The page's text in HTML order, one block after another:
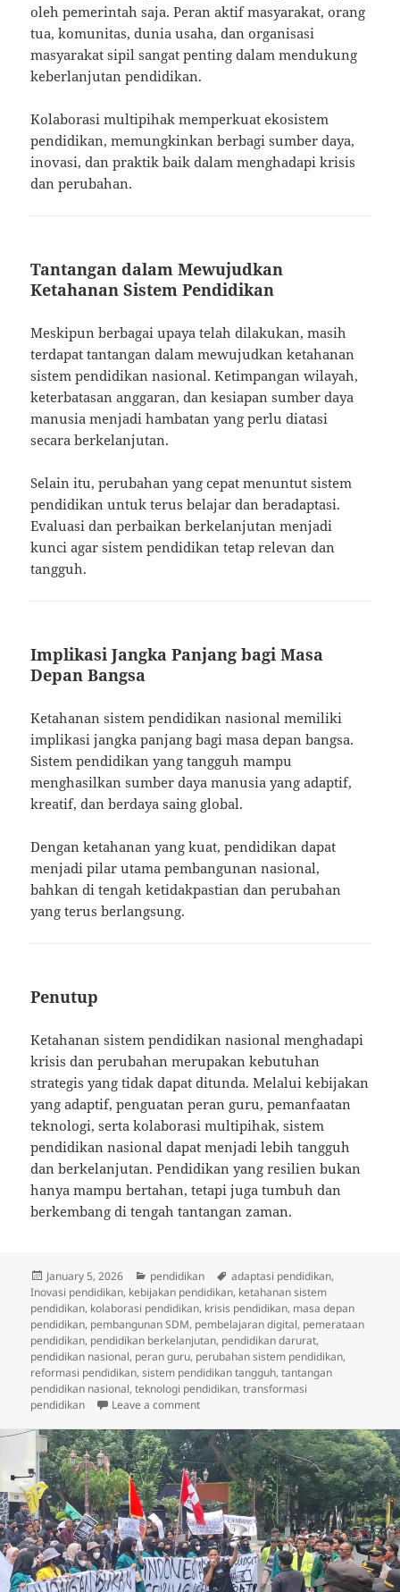
oleh pemerintah saja. Peran aktif masyarakat, orang
tua, komunitas, dunia usaha, dan organisasi
masyarakat sipil sangat penting dalam mendukung
keberlanjutan pendidikan.
Kolaborasi multipihak memperkuat ekosistem
pendidikan, memungkinkan berbagi sumber daya,
inovasi, dan praktik baik dalam menghadapi krisis
dan perubahan.
Tantangan dalam Mewujudkan
Ketahanan Sistem Pendidikan
Meskipun berbagai upaya telah dilakukan, masih
terdapat tantangan dalam mewujudkan ketahanan
sistem pendidikan nasional. Ketimpangan wilayah,
keterbatasan anggaran, dan kesiapan sumber daya
manusia menjadi hambatan yang perlu diatasi
secara berkelanjutan.
Selain itu, perubahan yang cepat menuntut sistem
pendidikan untuk terus belajar dan beradaptasi.
Evaluasi dan perbaikan berkelanjutan menjadi
kunci agar sistem pendidikan tetap relevan dan
tangguh.
Implikasi Jangka Panjang bagi Masa
Depan Bangsa
Ketahanan sistem pendidikan nasional memiliki
implikasi jangka panjang bagi masa depan bangsa.
Sistem pendidikan yang tangguh mampu
menghasilkan sumber daya manusia yang adaptif,
kreatif, dan berdaya saing global.
Dengan ketahanan yang kuat, pendidikan dapat
menjadi pilar utama pembangunan nasional,
bahkan di tengah ketidakpastian dan perubahan
yang terus berlangsung.
Penutup
Ketahanan sistem pendidikan nasional menghadapi
krisis dan perubahan merupakan kebutuhan
strategis yang tidak dapat ditunda. Melalui kebijakan
yang adaptif, penguatan peran guru, pemanfaatan
teknologi, serta kolaborasi multipihak, sistem
pendidikan nasional dapat menjadi lebih tangguh
dan berkelanjutan. Pendidikan yang resilien bukan
hanya mampu bertahan, tetapi juga tumbuh dan
berkembang di tengah tantangan zaman.
Posted
on
January 5, 2026 Categories
pendidikan Tags
adaptasi pendidikan,
Inovasi pendidikan, kebijakan pendidikan, ketahanan sistem
pendidikan, kolaborasi pendidikan, krisis pendidikan, masa depan
pendidikan, pembangunan SDM, pembelajaran digital, pemerataan
pendidikan, pendidikan berkelanjutan, pendidikan darurat,
pendidikan nasional, peran guru, perubahan sistem pendidikan,
reformasi pendidikan,sistem pendidikan tangguh,tantangan
pendidikan nasional,teknologi pendidikan,transformasi
pendidikan
Leave a commenton Ketahanan Sistem Pendidikan